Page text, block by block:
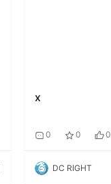
x
0 0 0
DC RIGHT